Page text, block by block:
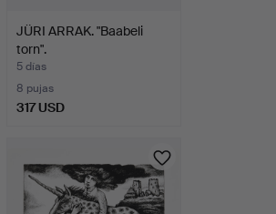
JÜRI ARRAK. "Baabeli
torn".
5 días
8 pujas
317 USD